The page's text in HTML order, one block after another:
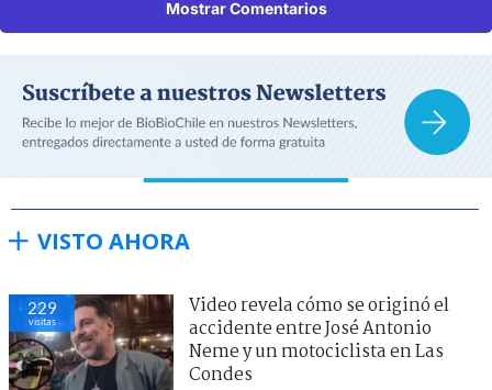
Mostrar Comentarios
VISTO AHORA
229
visitas
Video revela cómo se originó el
accidente entre José Antonio
Neme y un motociclista en Las
Condes